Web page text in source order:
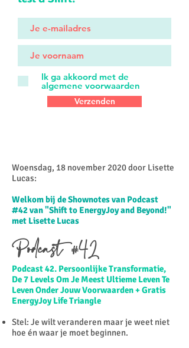
Ik ga akkoord met de
algemene voorwaarden
Verzenden
Woensdag, 18 november 2020 door Lisette
Lucas:​
Welkom bij de Shownotes van Podcast
#42 van "Shift to EnergyJoy and Beyond!"
met Lisette Lucas
Podcast #42
Podcast 42. Persoonlijke Transformatie,
De 7 Levels Om Je Meest Ultieme Leven Te
Leven Onder Jouw Voorwaarden + Gratis
EnergyJoy Life Triangle
Stel: Je wilt veranderen maar je weet niet
hoe én waar je moet beginnen.